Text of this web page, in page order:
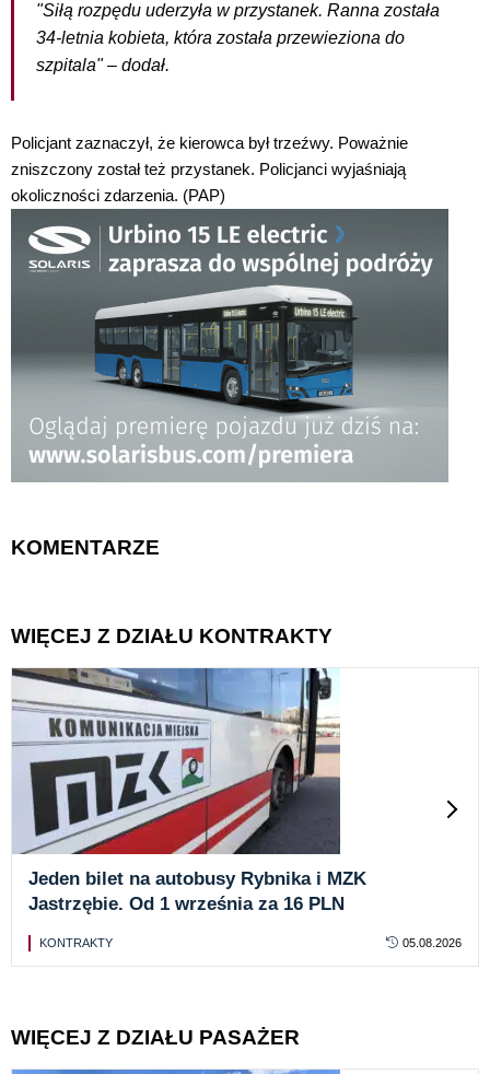
"Siłą rozpędu uderzyła w przystanek. Ranna została
34-letnia kobieta, która została przewieziona do
szpitala" – dodał.
Policjant zaznaczył, że kierowca był trzeźwy. Poważnie
zniszczony został też przystanek. Policjanci wyjaśniają
okoliczności zdarzenia. (PAP)
KOMENTARZE
WIĘCEJ Z DZIAŁU KONTRAKTY
Jeden bilet na autobusy Rybnika i MZK
Jastrzębie. Od 1 września za 16 PLN
KONTRAKTY 05.08.2026
WIĘCEJ Z DZIAŁU PASAŻER